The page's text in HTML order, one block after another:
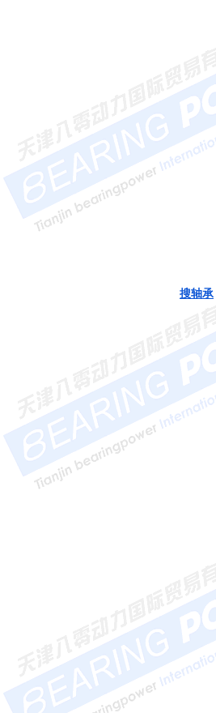
搜轴承